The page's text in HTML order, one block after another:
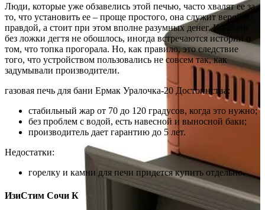
Люди, которые уже обзавелись этой печью, часто хвалят ее за
то, что установить ее – проще простого, она служит верой и
правдой, а стоит при этом вполне разумных денег. Конечно,
без ложки дегтя не обошлось, иногда встречаются истории о
том, что топка прогорала. Но, как правило, это следствие
того, что устройством пользовались не совсем так, как
задумывали производители.
газовая печь для бани Ермак Уралочка-20 Достоинства:
стабильный жар от 70 до 120 градусов, когда это нужно;
без проблем с водой, есть навесной и выносной баки;
производитель дает гарантию до 5 лет.
Недостатки:
горелку и камни для печи придется купить отдельно.
ИзиСтим Сочи К